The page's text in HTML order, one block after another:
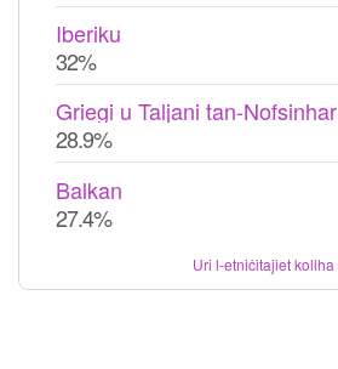
Iberiku
32%
Griegi u Taljani tan-Nofsinhar
28.9%
Balkan
27.4%
Uri l-etniċitajiet kollha